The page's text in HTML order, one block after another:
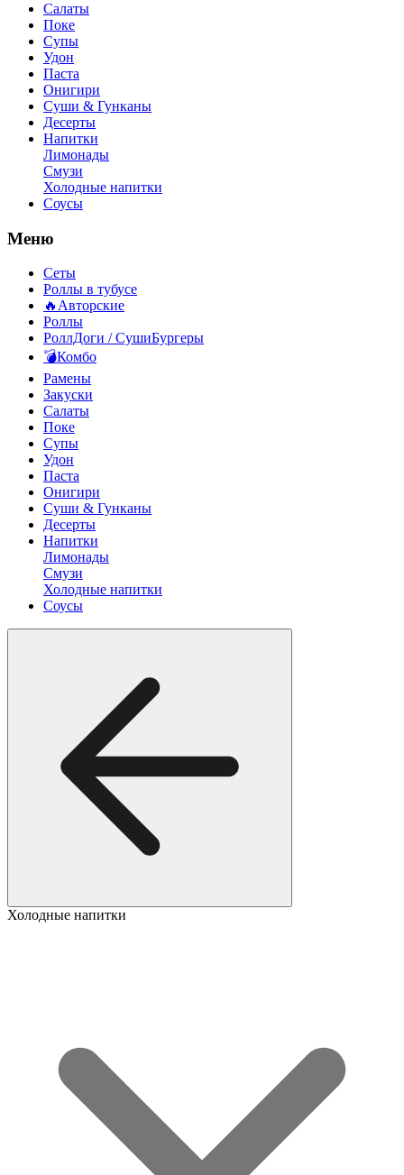
Салаты
Поке
Супы
Удон
Паста
Онигири
Суши & Гунканы
Десерты
Напитки
Лимонады
Смузи
Холодные напитки
Соусы
Меню
Сеты
Роллы в тубусе
🔥Авторские
Роллы
РоллДоги / СушиБургеры
💣Комбо
Рамены
Закуски
Салаты
Поке
Супы
Удон
Паста
Онигири
Суши & Гунканы
Десерты
Напитки
Лимонады
Смузи
Холодные напитки
Соусы
Холодные напитки